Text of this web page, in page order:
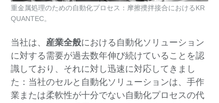
当社は、 産業全般における自動化ソリューション
に対する需要が過去数年伸び続けていることを認
識しており、それに対し迅速に対応してきまし
た：当社のセルと自動化ソリューションは、手作
業または柔軟性が十分でない自動化プロセスの代
重金属処理のための自動化プロセス：摩擦攪拌接合におけるKR
QUANTEC。